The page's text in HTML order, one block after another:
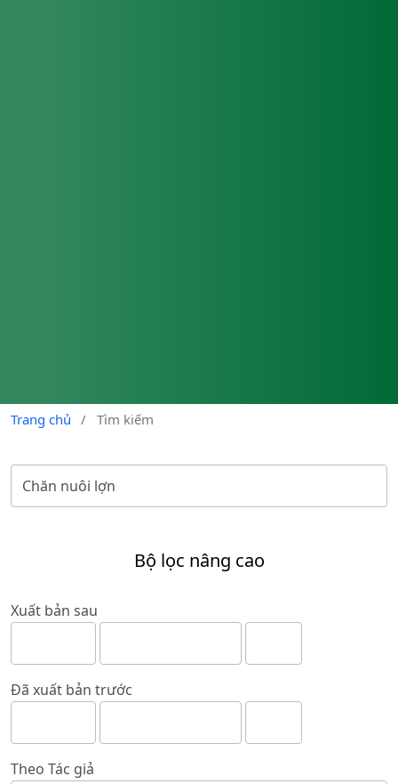
Trang chủ / Tìm kiếm
Bộ lọc nâng cao
Xuất bản sau
Đã xuất bản trước
Theo Tác giả